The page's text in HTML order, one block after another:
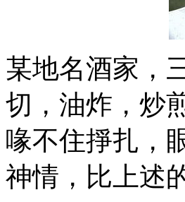
某地名酒家，
切，油炸，炒
喙不住掙扎，
神情，比上述